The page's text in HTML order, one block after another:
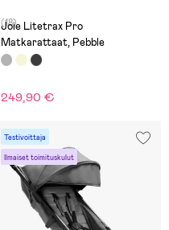
(18)
Joie Litetrax Pro
Matkarattaat, Pebble
249,90 €
Testivoittaja
Ilmaiset toimituskulut